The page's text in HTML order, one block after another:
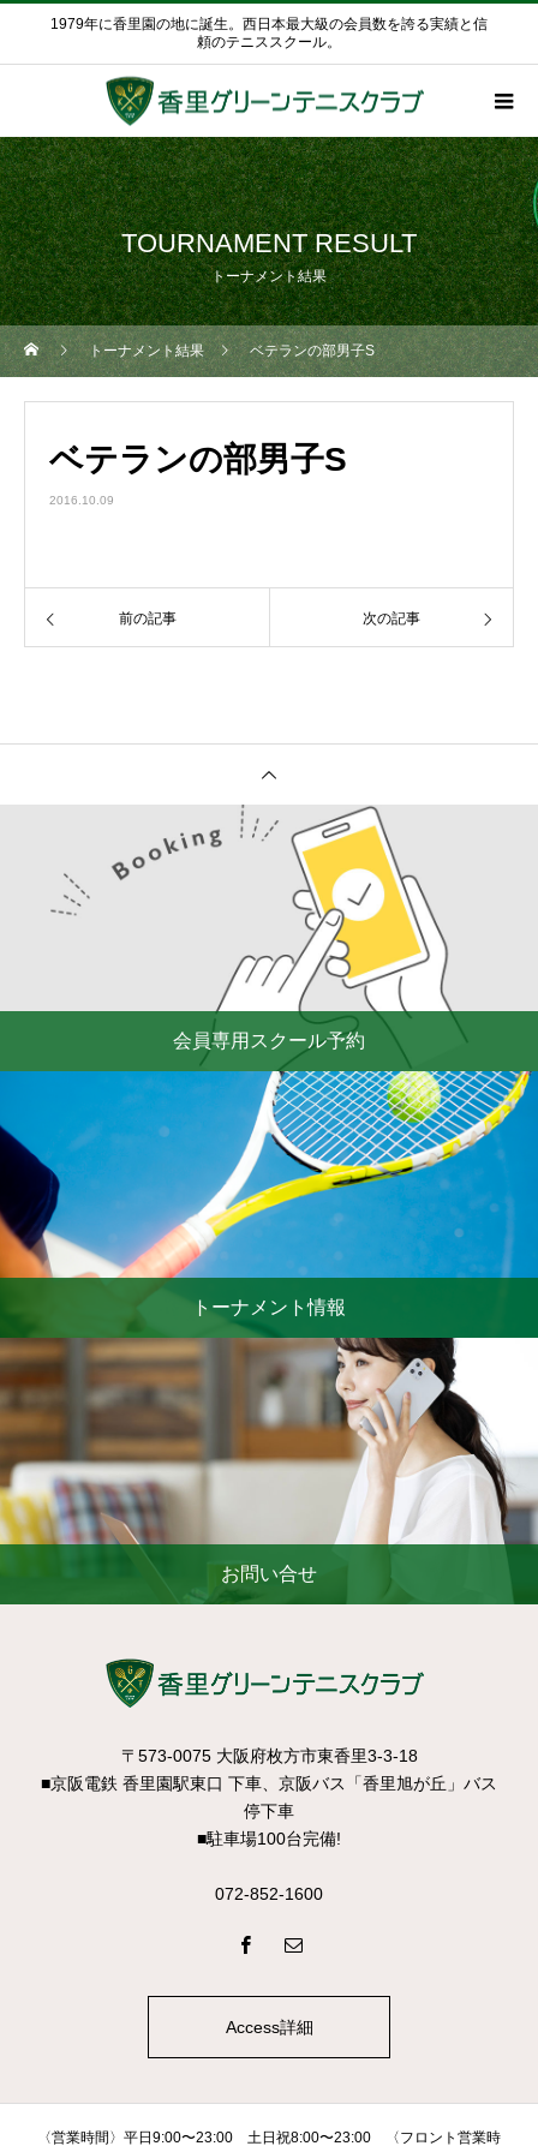
1979年に香里園の地に誕生。西日本最大級の会員数を誇る実績と信
頼のテニススクール。
TOURNAMENT RESULT
トーナメント結果
トーナメント結果 ベテランの部男子S
ベテランの部男子S
2016.10.09
前の記事 次の記事
会員専用スクール予約
トーナメント情報
お問い合せ
〒573-0075 大阪府枚方市東香里3-3-18
■京阪電鉄 香里園駅東口 下車、京阪バス「香里旭が丘」バス
停下車
■駐車場100台完備!
072-852-1600
Access詳細
〈営業時間〉平日9:00〜23:00 土日祝8:00〜23:00 〈フロント営業時